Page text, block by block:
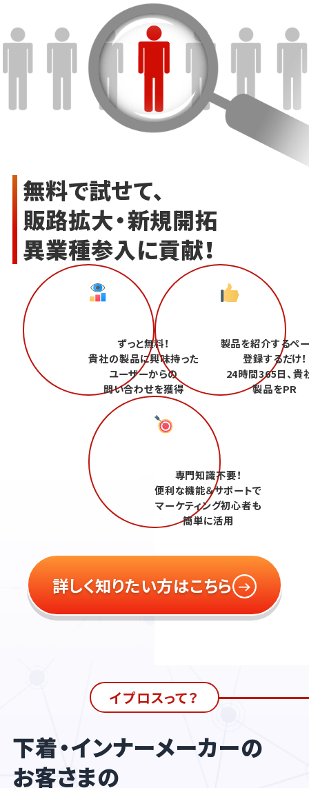
無料で試せて、
販路拡大・新規開拓
異業種参入に貢献！
ずっと無料！
貴社の製品に興味持った
ユーザーからの
問い合わせを獲得
製品を紹介するペ
登録するだけ！
24時間365日、貴
製品をPR
専門知識不要！
便利な機能＆サポートで
マーケティング初心者も
簡単に活用
詳しく知りたい方はこちら
イプロスって？
下着・インナーメーカーの
お客さまの